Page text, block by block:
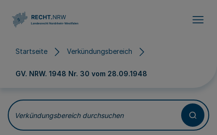
Startseite Verkündungsbereich
GV. NRW. 1948 Nr. 30 vom 28.09.1948
Verkündungsbereich durchsuchen